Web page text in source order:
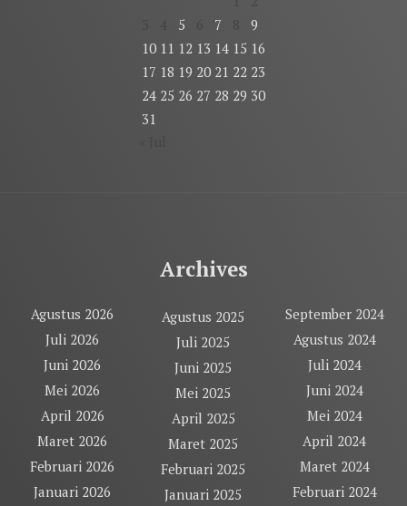
5 7
9
10 11 12 13 14 15 16
17 18 19 20 21 22 23
24 25 26 27 28 29 30
31
Archives
Agustus 2026
Juli 2026
Juni 2026
Mei 2026
April 2026
Maret 2026
Februari 2026
Januari 2026
Agustus 2025
Juli 2025
Juni 2025
Mei 2025
April 2025
Maret 2025
Februari 2025
Januari 2025
September 2024
Agustus 2024
Juli 2024
Juni 2024
Mei 2024
April 2024
Maret 2024
Februari 2024